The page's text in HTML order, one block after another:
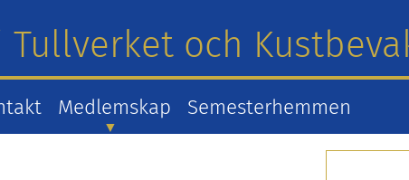
och
Medlemskap Semesterhemmen